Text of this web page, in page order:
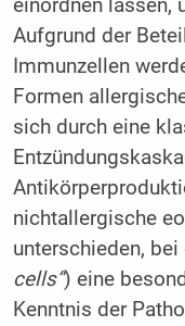
einordnen lassen,
Aufgrund der
Immunzellen
Formen
sich durch eine
nichtallergische
unterschieden, bei
cells“) eine
Kenntnis der